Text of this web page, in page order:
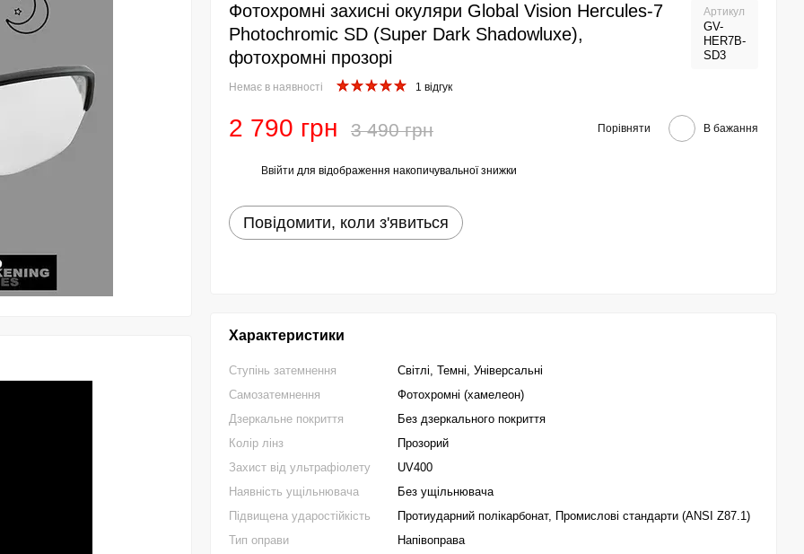
Фотохромні захисні окуляри Global Vision Hercules-7
Photochromic SD (Super Dark Shadowluxe),
фотохромні прозорі
Артикул
GV-
HER7B-
SD3
Немає в наявності 1 відгук
2 790 грн 3 490 грн Порівняти В бажання
Ввійти для відображення накопичувальної знижки
Повідомити, коли з'явиться
Характеристики
Ступінь затемнення
Світлі, Темні, Універсальні
Самозатемнення
Фотохромні (хамелеон)
Дзеркальне покриття
Без дзеркального покриття
Колір лінз
Прозорий
Захист від ультрафіолету
UV400
Наявність ущільнювача
Без ущільнювача
Підвищена ударостійкість
Протиударний полікарбонат, Промислові стандарти (ANSI Z87.1)
Тип оправи
Напівоправа